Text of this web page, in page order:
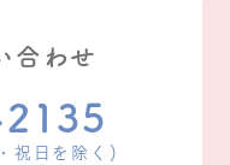
合わせ
祝日を除く）